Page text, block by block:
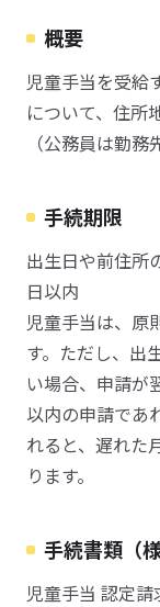
概要
児童手当を受給
について、住所
（公務員は勤
手続期限
出生日や前住所
日以内
児童手当は、原
す。ただし、出
い場合、申請が
以内の申請であ
れると、遅れた
ります。
手続書類（様
児童手当 認定請